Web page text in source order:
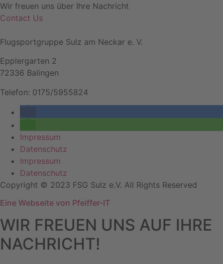
Wir freuen uns über Ihre Nachricht
Contact Us
Flugsportgruppe Sulz am Neckar e. V.
Epplergarten 2
72336 Balingen
Telefon: 0175/5955824
Impressum
Datenschutz
Impressum
Datenschutz
Copyright © 2023 FSG Sulz e.V. All Rights Reserved
Eine Webseite von Pfeiffer-IT
WIR FREUEN UNS AUF IHRE
NACHRICHT!